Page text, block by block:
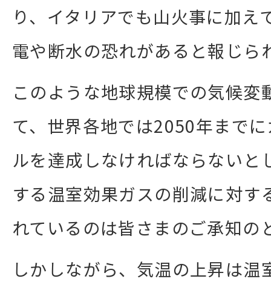
り、イタリアでも山火事に加え
電や断水の恐れがあると報じら
このような地球規模での気候変
て、世界各地では2050年まで
ルを達成しなければならないと
する温室効果ガスの削減に対す
れているのは皆さまのご承知の
しかしながら、気温の上昇は温